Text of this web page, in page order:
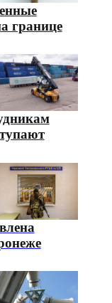
границе